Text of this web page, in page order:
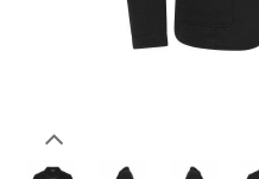
Voudriez-vous acheter